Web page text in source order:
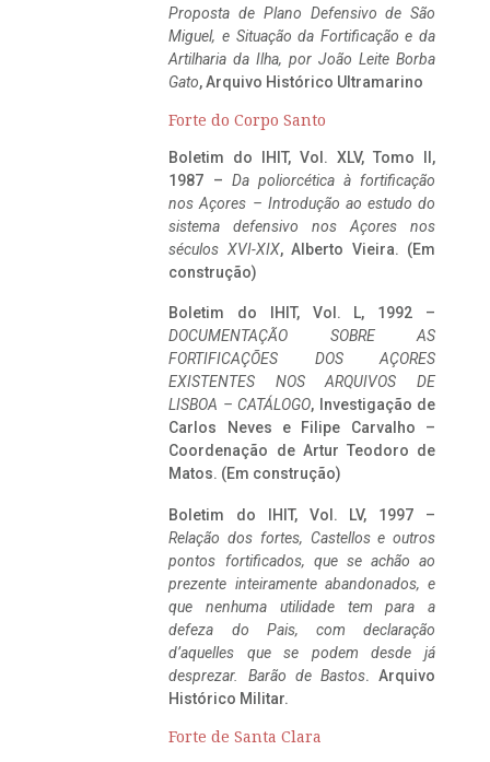
Proposta de Plano Defensivo de São
Miguel, e Situação da Fortificação e da
Artilharia da Ilha, por João Leite Borba
Gato, Arquivo Histórico Ultramarino
Forte do Corpo Santo
Boletim do IHIT, Vol. XLV, Tomo II,
1987 – Da poliorcética à fortificação
nos Açores – Introdução ao estudo do
sistema defensivo nos Açores nos
séculos XVI-XIX, Alberto Vieira. (Em
construção)
Boletim do IHIT, Vol. L, 1992 –
DOCUMENTAÇÃO SOBRE AS
FORTIFICAÇÕES DOS AÇORES
EXISTENTES NOS ARQUIVOS DE
LISBOA – CATÁLOGO, Investigação de
Carlos Neves e Filipe Carvalho –
Coordenação de Artur Teodoro de
Matos. (Em construção)
Boletim do IHIT, Vol. LV, 1997 –
Relação dos fortes, Castellos e outros
pontos fortificados, que se achão ao
prezente inteiramente abandonados, e
que nenhuma utilidade tem para a
defeza do Pais, com declaração
d’aquelles que se podem desde já
desprezar. Barão de Bastos. Arquivo
Histórico Militar.
Forte de Santa Clara